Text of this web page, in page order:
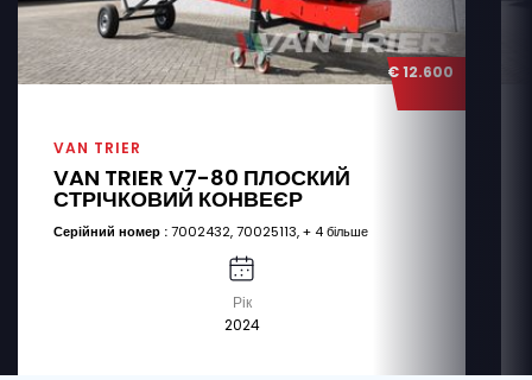
€ 12.600
VAN TRIER
VAN TRIER V7-80 ПЛОСКИЙ
СТРІЧКОВИЙ КОНВЕЄР
Серійний номер :7002432, 70025113, + 4 більше
Рік
2024